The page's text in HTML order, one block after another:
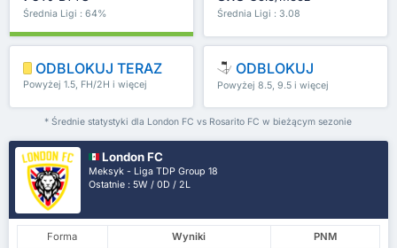
Średnia Ligi : 64% Średnia Ligi : 3.08
ODBLOKUJ TERAZ
Powyżej 1.5, FH/2H i więcej
ODBLOKUJ
Powyżej 8.5, 9.5 i więcej
* Średnie statystyki dla London FC vs Rosarito FC w bieżącym sezonie
London FC
Meksyk - Liga TDP Group 18
Ostatnie : 5W / 0D / 2L
Forma Wyniki
PNM